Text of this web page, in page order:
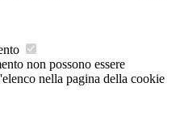
non possono essere
nella pagina della cookie